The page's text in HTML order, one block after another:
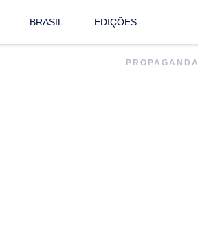
BRASIL EDIÇÕES
PROPAGANDA